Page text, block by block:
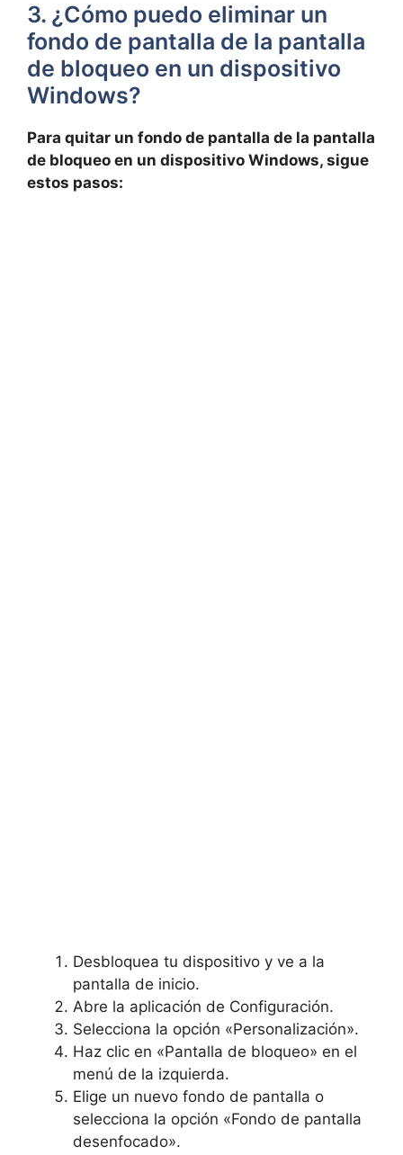
3. ¿Cómo puedo eliminar un
fondo de pantalla de la pantalla
de bloqueo en un dispositivo
Windows?
Para quitar un fondo de pantalla de​ la pantalla
de bloqueo en ​un dispositivo ⁣Windows, sigue
estos pasos:
Desbloquea tu dispositivo y ve ⁤a la
pantalla de inicio.
Abre la aplicación de Configuración.
Selecciona⁣ la opción «Personalización».
Haz clic en⁣ «Pantalla de bloqueo» en el
menú de la izquierda.
Elige un nuevo fondo de pantalla o
selecciona la opción «Fondo de pantalla
desenfocado».